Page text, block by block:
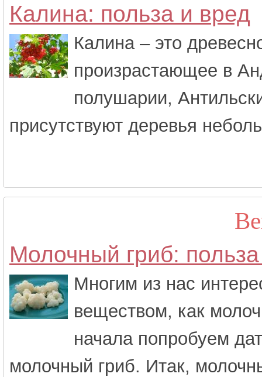
Калина: польза и вред
Калина – это
произрастающее в
полушарии,
присутствуют деревья
Молочный гриб:
Многим из нас
веществом, как
начала попробуем
молочный гриб. Итак,